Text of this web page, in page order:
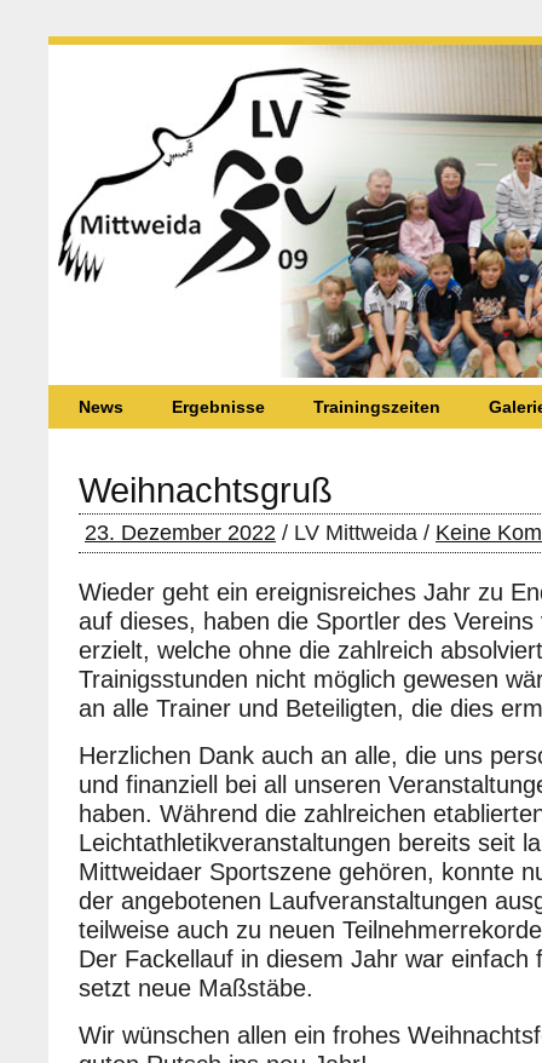
News Ergebnisse Trainingszeiten
Weihnachtsgruß
23. Dezember 2022 / LV Mittweida / Keine
Wieder geht ein ereignisreiches Jahr zu
auf dieses, haben die Sportler des Vereins
erzielt, welche ohne die zahlreich
Trainigsstunden nicht möglich gewesen
an alle Trainer und Beteiligten, die dies
Herzlichen Dank auch an alle, die uns
und finanziell bei all unseren
haben. Während die zahlreichen
Leichtathletikveranstaltungen bereits seit
Mittweidaer Sportszene gehören, konnte
der angebotenen Laufveranstaltungen
teilweise auch zu neuen
Der Fackellauf in diesem Jahr war einfach
setzt neue Maßstäbe.
Wir wünschen allen ein frohes